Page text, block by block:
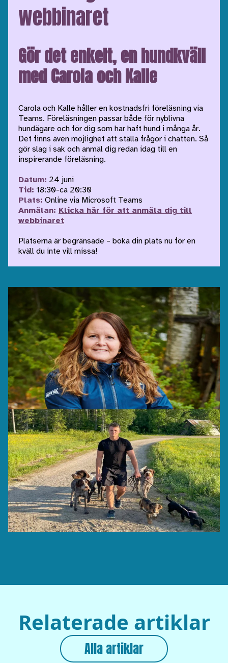
webbinaret
Gör det enkelt, en hundkväll
med Carola och Kalle
Carola och Kalle håller en kostnadsfri föreläsning via
Teams. Föreläsningen passar både för nyblivna
hundägare och för dig som har haft hund i många år.
Det finns även möjlighet att ställa frågor i chatten. Så
gör slag i sak och anmäl dig redan idag till en
inspirerande föreläsning.
Datum: 24 juni
Tid: 18:30-ca 20:30
Plats: Online via Microsoft Teams
Anmälan: Klicka här för att anmäla dig till
webbinaret
Platserna är begränsade – boka din plats nu för en
kväll du inte vill missa!
Relaterade artiklar
Alla artiklar